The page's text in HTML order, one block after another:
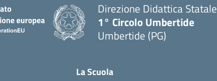
Direzione Didattica Statale
1° Circolo Umbertide
Umbertide (PG)
La Scuola